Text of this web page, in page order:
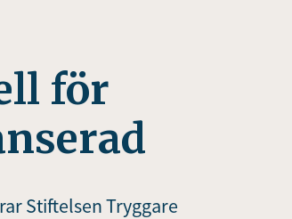
för
Stiftelsen Tryggare